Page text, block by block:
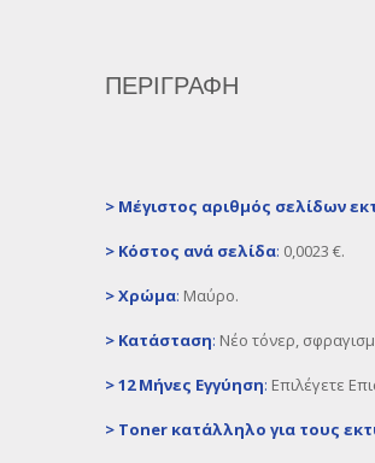
ΠΕΡΙΓΡΑΦΉ
MLT-
> Μέγιστος αριθμός σελίδων
> Κόστος ανά σελίδα: 0,0023 €.
>Χρώμα: Μαύρο.
> Κατάσταση: Νέο τόνερ,
>12 Μήνες Εγγύηση: Επιλέγετε
> Toner κατάλληλο για τους